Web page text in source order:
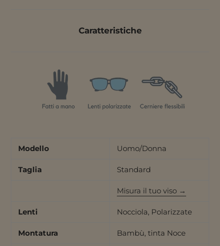
Caratteristiche
Modello Uomo/Donna
Taglia Standard
Misura il tuo viso →
Lenti Nocciola, Polarizzate
Montatura Bambù, tinta Noce